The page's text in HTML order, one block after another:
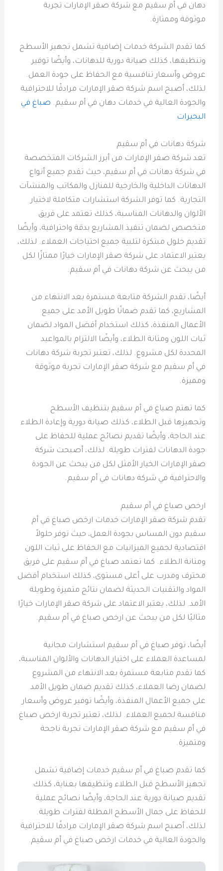
دهان في أم سقيم مع شركة صقر الإمارات تجربة
موثوقة وممتازة.
كما تقدم الشركة خدمات إضافية تشمل تجهيز الأسطح
وتنظيفها، كذلك صيانة دورية للدهانات، وأيضًا توفير
عروض وأسعار تنافسية مع الحفاظ على جودة العمل.
لذلك، أصبح اسم شركة صقر الإمارات مرادفًا للاحترافية
والجودة العالية في خدمات دهان في أم سقيم. صباغ في
البحيرات
شركة دهانات في أم سقيم
تعد شركة صقر الإمارات من أبرز الشركات المتخصصة
في شركة دهانات في أم سقيم، حيث تقدم جميع أنواع
الدهانات الداخلية والخارجية للمنازل والمكاتب والمنشآت
التجارية. كما توفر الشركة استشارات متكاملة لاختيار
الألوان والدهانات المناسبة، كذلك تعتمد على فريق
متخصص لضمان تنفيذ المشاريع بدقة واحترافية، وأيضًا
تقديم حلول مبتكرة لتلبية جميع احتياجات العملاء. لذلك،
يعتبر الاعتماد على شركة صقر الإمارات خيارًا ممتازًا لكل
من يبحث عن شركة دهانات في أم سقيم.
أيضًا، تقدم الشركة متابعة مستمرة بعد الانتهاء من
المشاريع، كما تقدم ضمانًا طويل الأمد على جميع
الأعمال المنفذة، كذلك استخدام أفضل المواد لضمان
ثبات اللون ومتانة الطلاء، وأيضًا الالتزام بالمواعيد
المحددة لكل مشروع. لذلك، تعتبر تجربة شركة دهانات
في أم سقيم مع شركة صقر الإمارات تجربة موثوقة
ومميزة.
كما تهتم صباغ في أم سقيم بتنظيف الأسطح
وتجهيزها قبل الطلاء، كذلك صيانة دورية وإعادة الطلاء
عند الحاجة، وأيضًا تقديم نصائح عملية للحفاظ على
جودة الدهانات لفترات طويلة. لذلك، أصبحت شركة
صقر الإمارات الخيار الأمثل لكل من يبحث عن الجودة
والاحترافية في شركة دهانات في أم سقيم.
ارخص صباغ في أم سقيم
تقدم شركة صقر الإمارات خدمات ارخص صباغ في أم
سقيم دون المساس بجودة العمل، حيث توفر حلولاً
اقتصادية لجميع الميزانيات مع الحفاظ على ثبات اللون
ومتانة الطلاء. كما تعتمد صباغ في أم سقيم على فريق
محترف ومدرب على أعلى مستوى، كذلك استخدام أفضل
المواد والتقنيات الحديثة لضمان نتائج متميزة وطويلة
الأمد. لذلك، يعتبر الاعتماد على شركة صقر الإمارات خيارًا
مثاليًا لكل من يبحث عن ارخص صباغ في أم سقيم.
أيضًا، توفر صباغ في أم سقيم استشارات مجانية
لمساعدة العملاء على اختيار الدهانات والألوان المناسبة،
كما تقدم متابعة مستمرة بعد الانتهاء من المشروع
لضمان رضا العملاء، كذلك تقديم ضمان طويل الأمد
على جميع الأعمال المنفذة، وأيضًا توفير عروض وأسعار
منافسة لجميع العملاء. لذلك، تعتبر تجربة ارخص صباغ
في أم سقيم مع شركة صقر الإمارات تجربة ناجحة
ومتميزة.
كما تقدم صباغ في أم سقيم خدمات إضافية تشمل
تجهيز الأسطح قبل الطلاء وتنظيفها بعناية، كذلك
تقديم صيانة دورية عند الحاجة، وأيضًا نصائح عملية
للحفاظ على جمال الأسطح المطلة لفترات طويلة.
لذلك، أصبح اسم شركة صقر الإمارات مرادفًا للاحترافية
والجودة العالية في خدمات ارخص صباغ في أم سقيم.